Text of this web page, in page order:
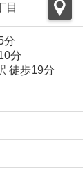
目
分
分
徒歩19分